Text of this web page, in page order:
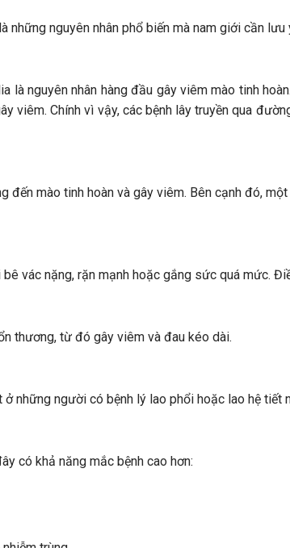
nguyên nhân phổ biến mà nam giới cần lưu
là nguyên nhân hàng đầu gây viêm mào tinh
viêm. Chính vì vậy, các bệnh lây truyền qua
mào tinh hoàn và gây viêm. Bên cạnh đó,
vác nặng, rặn mạnh hoặc gắng sức quá mức.
thương, từ đó gây viêm và đau kéo dài.
những người có bệnh lý lao phổi hoặc lao hệ tiết
có khả năng mắc bệnh cao hơn: